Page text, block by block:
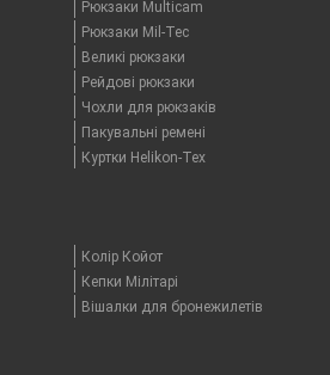
Рюкзаки Multicam
Рюкзаки Mil-Tec
Великі рюкзаки
Рейдові рюкзаки
Чохли для рюкзаків
Пакувальні ремені
Куртки Helikon-Tex
Колір Койот
Кепки Мілітарі
Вішалки для бронежилетів